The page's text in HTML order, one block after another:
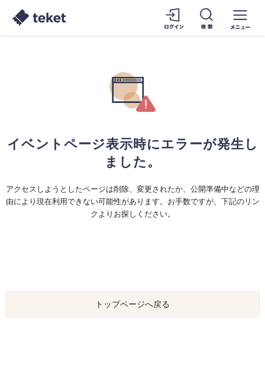
イベントページ表示時にエラーが発生し
ました。
アクセスしようとしたページは削除、変更されたか、公開準備中などの理
由により現在利用できない可能性があります。お手数ですが、下記のリン
クよりお探しください。
トップページへ戻る